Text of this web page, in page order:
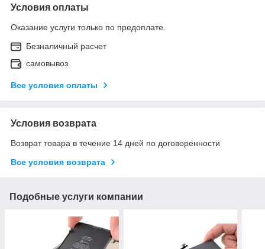
Условия оплаты
Оказание услуги только по предоплате.
Безналичный расчет
самовывоз
Все условия оплаты
Условия возврата
Возврат товара в течение 14 дней по договоренности
Все условия возврата
Подобные услуги компании